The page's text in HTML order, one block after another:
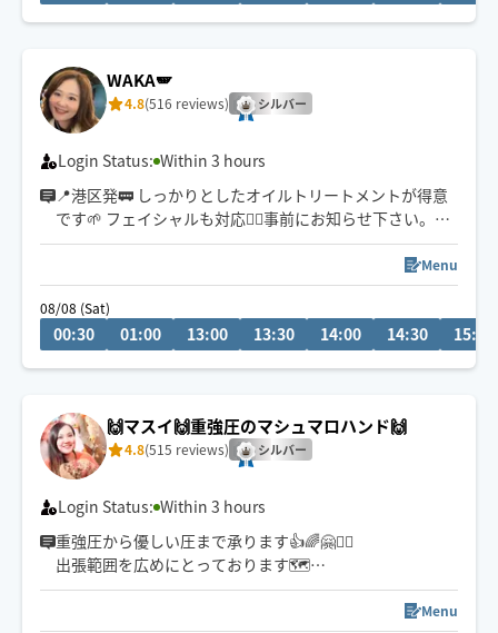
WAKA🪽
4.8(516 reviews) シルバー
Login Status: Within 3 hours
📍港区発🚃 しっかりとしたオイルトリートメントが得意
です🌱 フェイシャルも対応💆‍♀️事前にお知らせ下さい。※
施術中は返信遅くなります、ご了承ください🙇‍♀️
Menu
08/08 (Sat)
00:30 01:00 13:00 13:30 14:00 14:30 15:00
🙌マスイ🙌重強圧のマシュマロハンド🙌
4.8(515 reviews) シルバー
Login Status: Within 3 hours
重強圧から優しい圧まで承ります👍🌈🤗🧚‍♀️
出張範囲を広めにとっております🗺️
現在地によって到着時刻が変わります。
Menu